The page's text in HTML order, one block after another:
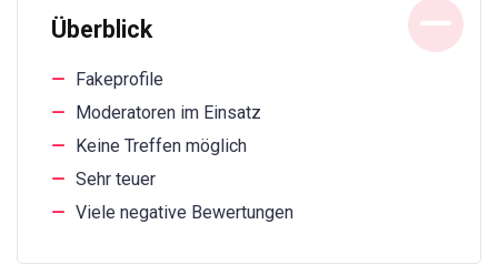
Überblick
Fakeprofile
Moderatoren im Einsatz
Keine Treffen möglich
Sehr teuer
Viele negative Bewertungen